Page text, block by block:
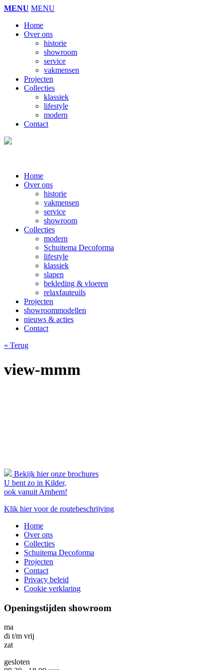
MENU MENU
Home
Over ons
historie
showroom
service
vakmensen
Projecten
Collecties
klassiek
lifestyle
modern
Contact
Home
Over ons
historie
vakmensen
service
showroom
Collecties
modern
Schuitema Decoforma
lifestyle
klassiek
slapen
bekleding & vloeren
relaxfauteuils
Projecten
showroommodellen
nieuws & acties
Contact
« Terug
view-mmm
Bekijk hier onze brochures
U bent zo in Kilder,
ook vanuit Arnhem!
Klik hier voor de routebeschrijving
Home
Over ons
Collecties
Schuitema Decoforma
Projecten
Contact
Privacy beleid
Cookie verklaring
Openingstijden showroom
ma
di t/m vrij
zat
gesloten